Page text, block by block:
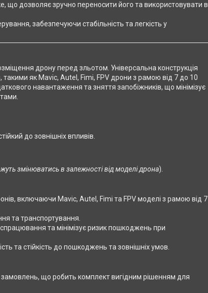
що дозволяє зручно переносити його та використовувати в
забезпечуючи стабільність та легкість у
дрону перед зльотом. Універсальна конструкція
як Mavic, Autel, Fimi, FPV дрони з рамою від 7 до 10
навантаження та зняття запобіжників, що мінімізує
до зовнішніх впливів.
змінюватись в залежності від моделі дрона).
включаючи Mavic, Autel, Fimi та FPV моделі з рамою від 7
та транспортування.
та мінімізує ризик пошкоджень при
та стійкість до пошкоджень та зовнішніх умов.
замовлень, що робить комплект вигідним рішенням для